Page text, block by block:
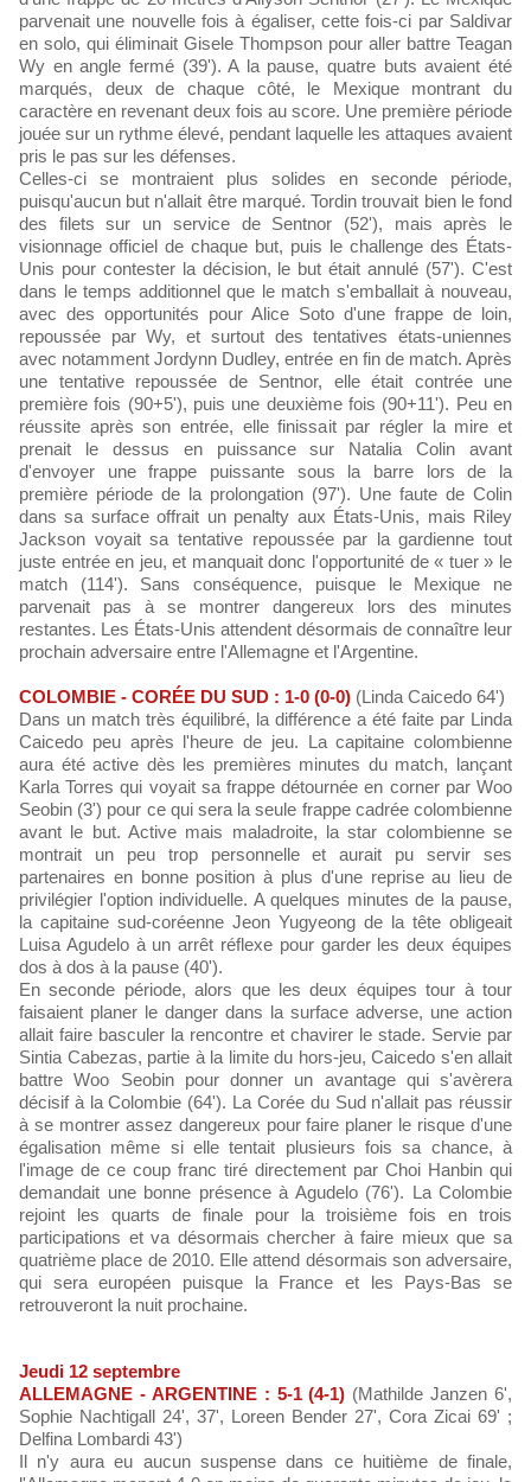
parvenait une nouvelle fois à égaliser, cette fois-ci par Saldivar
en solo, qui éliminait Gisele Thompson pour aller battre Teagan
Wy en angle fermé (39'). A la pause, quatre buts avaient été
marqués, deux de chaque côté, le Mexique montrant du
caractère en revenant deux fois au score. Une première période
jouée sur un rythme élevé, pendant laquelle les attaques avaient
pris le pas sur les défenses.
Celles-ci se montraient plus solides en seconde période,
puisqu'aucun but n'allait être marqué. Tordin trouvait bien le fond
des filets sur un service de Sentnor (52'), mais après le
visionnage officiel de chaque but, puis le challenge des États-
Unis pour contester la décision, le but était annulé (57'). C'est
dans le temps additionnel que le match s'emballait à nouveau,
avec des opportunités pour Alice Soto d'une frappe de loin,
repoussée par Wy, et surtout des tentatives états-uniennes
avec notamment Jordynn Dudley, entrée en fin de match. Après
une tentative repoussée de Sentnor, elle était contrée une
première fois (90+5'), puis une deuxième fois (90+11'). Peu en
réussite après son entrée, elle finissait par régler la mire et
prenait le dessus en puissance sur Natalia Colin avant
d'envoyer une frappe puissante sous la barre lors de la
première période de la prolongation (97'). Une faute de Colin
dans sa surface offrait un penalty aux États-Unis, mais Riley
Jackson voyait sa tentative repoussée par la gardienne tout
juste entrée en jeu, et manquait donc l'opportunité de « tuer » le
match (114'). Sans conséquence, puisque le Mexique ne
parvenait pas à se montrer dangereux lors des minutes
restantes. Les États-Unis attendent désormais de connaître leur
prochain adversaire entre l'Allemagne et l'Argentine.
COLOMBIE - CORÉE DU SUD : 1-0 (0-0) (Linda Caicedo 64')
Dans un match très équilibré, la différence a été faite par Linda
Caicedo peu après l'heure de jeu. La capitaine colombienne
aura été active dès les premières minutes du match, lançant
Karla Torres qui voyait sa frappe détournée en corner par Woo
Seobin (3') pour ce qui sera la seule frappe cadrée colombienne
avant le but. Active mais maladroite, la star colombienne se
montrait un peu trop personnelle et aurait pu servir ses
partenaires en bonne position à plus d'une reprise au lieu de
privilégier l'option individuelle. A quelques minutes de la pause,
la capitaine sud-coréenne Jeon Yugyeong de la tête obligeait
Luisa Agudelo à un arrêt réflexe pour garder les deux équipes
dos à dos à la pause (40').
En seconde période, alors que les deux équipes tour à tour
faisaient planer le danger dans la surface adverse, une action
allait faire basculer la rencontre et chavirer le stade. Servie par
Sintia Cabezas, partie à la limite du hors-jeu, Caicedo s'en allait
battre Woo Seobin pour donner un avantage qui s'avèrera
décisif à la Colombie (64'). La Corée du Sud n'allait pas réussir
à se montrer assez dangereux pour faire planer le risque d'une
égalisation même si elle tentait plusieurs fois sa chance, à
l'image de ce coup franc tiré directement par Choi Hanbin qui
demandait une bonne présence à Agudelo (76'). La Colombie
rejoint les quarts de finale pour la troisième fois en trois
participations et va désormais chercher à faire mieux que sa
quatrième place de 2010. Elle attend désormais son adversaire,
qui sera européen puisque la France et les Pays-Bas se
retrouveront la nuit prochaine.
Jeudi 12 septembre
ALLEMAGNE - ARGENTINE : 5-1 (4-1) (Mathilde Janzen 6',
Sophie Nachtigall 24', 37', Loreen Bender 27', Cora Zicai 69' ;
Delfina Lombardi 43')
Il n'y aura eu aucun suspense dans ce huitième de finale,